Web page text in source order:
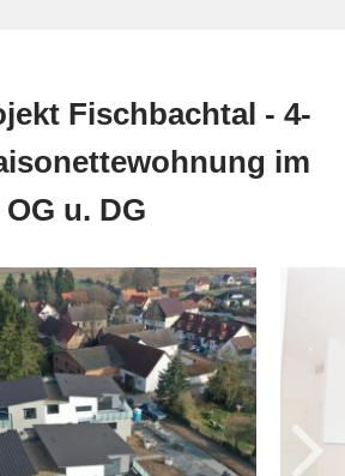
Fischbachtal - 4-
im
OG u. DG